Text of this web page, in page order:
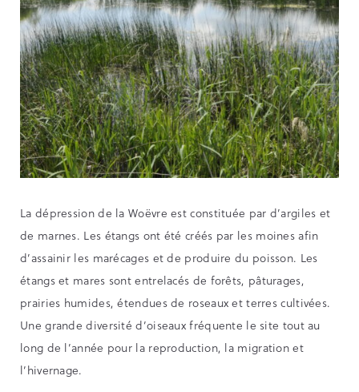
La dépression de la Woëvre est constituée par d’argiles et
de marnes. Les étangs ont été créés par les moines afin
d’assainir les marécages et de produire du poisson. Les
étangs et mares sont entrelacés de forêts, pâturages,
prairies humides, étendues de roseaux et terres cultivées.
Une grande diversité d’oiseaux fréquente le site tout au
long de l’année pour la reproduction, la migration et
l’hivernage.